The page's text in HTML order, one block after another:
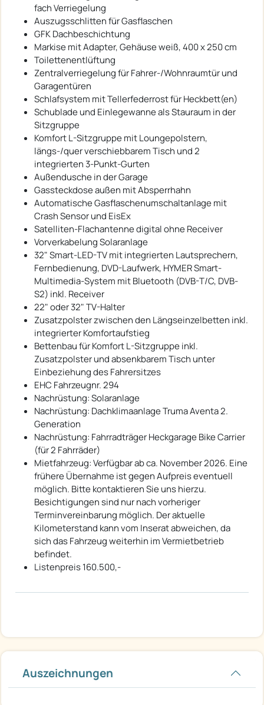
fach Verriegelung
Auszugsschlitten für Gasflaschen
GFK Dachbeschichtung
Markise mit Adapter, Gehäuse weiß, 400 x 250 cm
Toilettenentlüftung
Zentralverriegelung für Fahrer-/Wohnraumtür und
Garagentüren
Schlafsystem mit Tellerfederrost für Heckbett(en)
Schublade und Einlegewanne als Stauraum in der
Sitzgruppe
Komfort L-Sitzgruppe mit Loungepolstern,
längs-/quer verschiebbarem Tisch und 2
integrierten 3-Punkt-Gurten
Außendusche in der Garage
Gassteckdose außen mit Absperrhahn
Automatische Gasflaschenumschaltanlage mit
Crash Sensor und EisEx
Satelliten-Flachantenne digital ohne Receiver
Vorverkabelung Solaranlage
32" Smart-LED-TV mit integrierten Lautsprechern,
Fernbedienung, DVD-Laufwerk, HYMER Smart-
Multimedia-System mit Bluetooth (DVB-T/C, DVB-
S2) inkl. Receiver
22" oder 32" TV-Halter
Zusatzpolster zwischen den Längseinzelbetten inkl.
integrierter Komfortaufstieg
Bettenbau für Komfort L-Sitzgruppe inkl.
Zusatzpolster und absenkbarem Tisch unter
Einbeziehung des Fahrersitzes
EHC Fahrzeugnr. 294
Nachrüstung: Solaranlage
Nachrüstung: Dachklimaanlage Truma Aventa 2.
Generation
Nachrüstung: Fahrradträger Heckgarage Bike Carrier
(für 2 Fahrräder)
Mietfahrzeug: Verfügbar ab ca. November 2026. Eine
frühere Übernahme ist gegen Aufpreis eventuell
möglich. Bitte kontaktieren Sie uns hierzu.
Besichtigungen sind nur nach vorheriger
Terminvereinbarung möglich. Der aktuelle
Kilometerstand kann vom Inserat abweichen, da
sich das Fahrzeug weiterhin im Vermietbetrieb
befindet.
Listenpreis 160.500,- 
Auszeichnungen